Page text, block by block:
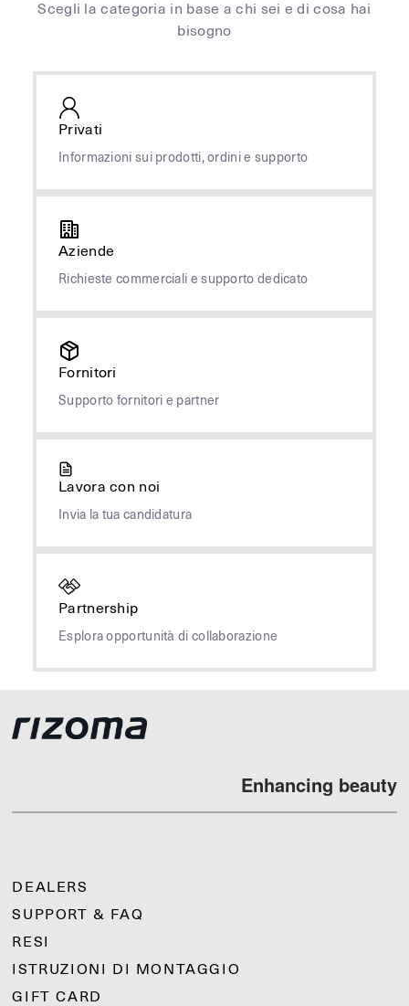
Scegli la categoria in base a chi sei e di cosa hai
bisogno
Privati
Informazioni sui prodotti, ordini e supporto
Aziende
Richieste commerciali e supporto dedicato
Fornitori
Supporto fornitori e partner
Lavora con noi
Invia la tua candidatura
Partnership
Esplora opportunità di collaborazione
Enhancing beauty
DEALERS
SUPPORT & FAQ
RESI
ISTRUZIONI DI MONTAGGIO
GIFT CARD